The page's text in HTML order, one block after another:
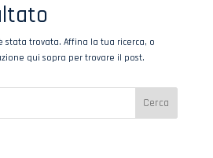
stata trovata. Affina la tua ricerca, o
qui sopra per trovare il post.